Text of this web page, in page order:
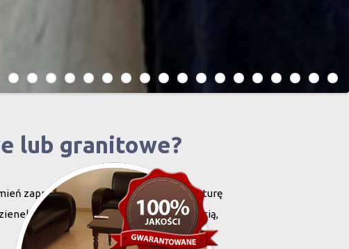
lub granitowe?
zaprojektowany i stworzony przez naturę
charakteryzują się niewielką grubością,